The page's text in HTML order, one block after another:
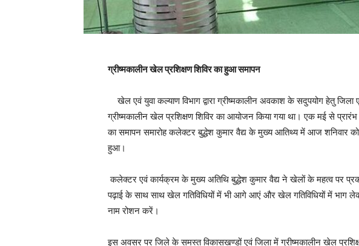
ग्रीष्मकालीन खेल प्रशिक्षण शिविर का हुआ समापन
खेल एवं युवा कल्याण विभाग द्वारा ग्रीष्मकालीन अवकाश के सदुपयोग हेतु जिला
ग्रीष्मकालीन खेल प्रशिक्षण शिविर का आयोजन किया गया था। एक मई से
का समापन समारोह कलेक्टर बुद्धेश कुमार वैद्य के मुख्य आतिथ्य में आज शनिवार
हुआ।
कलेक्टर एवं कार्यक्रम के मुख्य अतिथि बुद्धेश कुमार वैद्य ने खेलों के महत्व पर
पढ़ाई के साथ साथ खेल गतिविधियों में भी आगे आएं और खेल गतिविधियों में भाग
नाम रोशन करें।
इस अवसर पर जिले के समस्त विकासखण्डों एवं जिला में ग्रीष्मकालीन खेल